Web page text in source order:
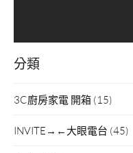
分類
3C廚房家電 開箱 (15)
INVITE→←大眼電台 (45)